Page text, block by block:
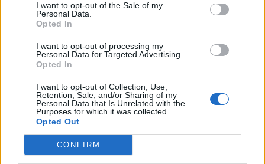
I want to opt-out of the Sale of my
Personal Data.
Opted In
I want to opt-out of processing my
Personal Data for Targeted Advertising.
Opted In
I want to opt-out of Collection, Use,
Retention, Sale, and/or Sharing of my
Personal Data that Is Unrelated with the
Purposes for which it was collected.
Opted Out
CONFIRM
WhatsApp
LE MIGLIORI OFFERTE AMAZON